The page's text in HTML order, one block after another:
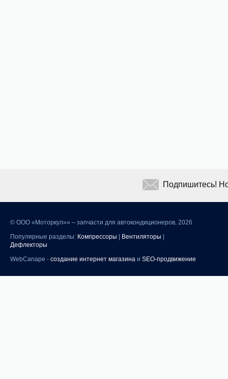
© ООО «Моторкул»» – запчасти для автокондиционеров, 2026
Популярные разделы: Компрессоры Вентиляторы
Дефлекторы
WebCanape - создание интернет магазина и SEO-продвижение
Подпишитесь!